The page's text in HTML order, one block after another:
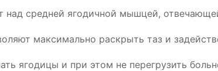
над средней ягодичной мышцей,
максимально раскрыть таз и
ягодицы и при этом не перегрузить